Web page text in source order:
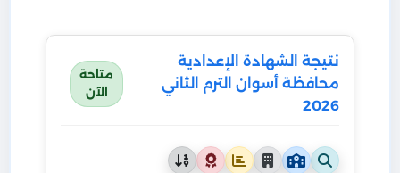
نتيجة الشهادة الإعدادية
محافظة أسوان الترم الثاني
2026
متاحة
الآن